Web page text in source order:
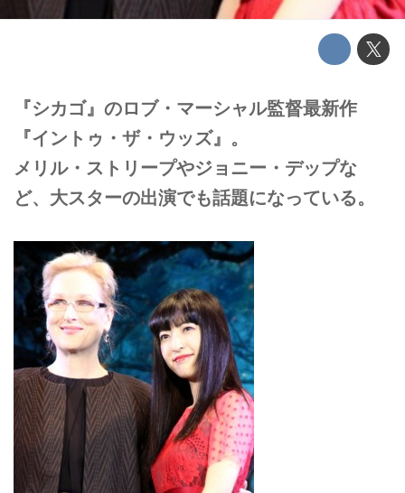
『シカゴ』のロブ・マーシャル監督最新作
『イントゥ・ザ・ウッズ』。
メリル・ストリープやジョニー・デップな
ど、大スターの出演でも話題になっている。